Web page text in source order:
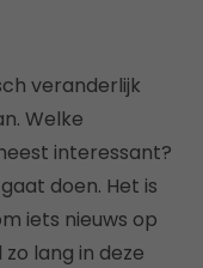
veranderlijk
Welke
interessant?
doen. Het is
iets nieuws op
lang in deze